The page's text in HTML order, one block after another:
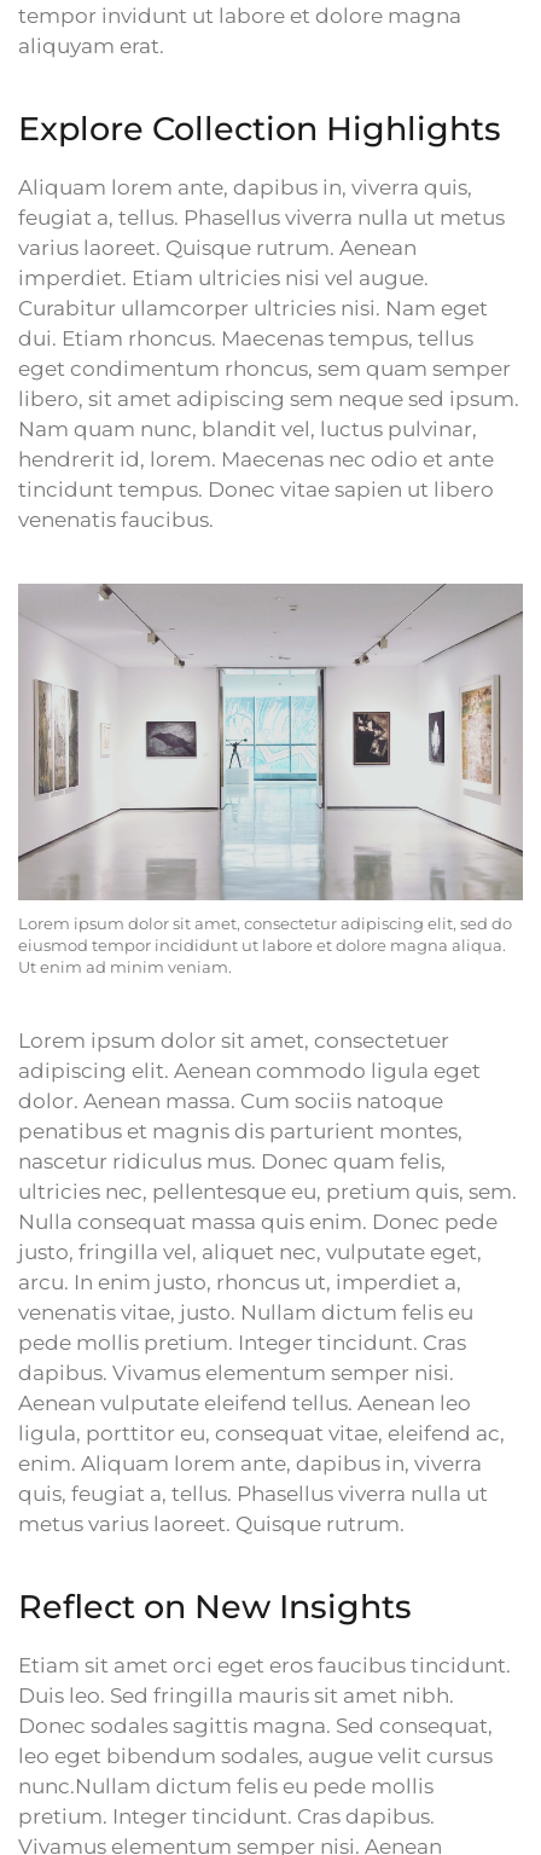
tempor invidunt ut labore et dolore magna
aliquyam erat.
Explore Collection Highlights
Aliquam lorem ante, dapibus in, viverra quis,
feugiat a, tellus. Phasellus viverra nulla ut metus
varius laoreet. Quisque rutrum. Aenean
imperdiet. Etiam ultricies nisi vel augue.
Curabitur ullamcorper ultricies nisi. Nam eget
dui. Etiam rhoncus. Maecenas tempus, tellus
eget condimentum rhoncus, sem quam semper
libero, sit amet adipiscing sem neque sed ipsum.
Nam quam nunc, blandit vel, luctus pulvinar,
hendrerit id, lorem. Maecenas nec odio et ante
tincidunt tempus. Donec vitae sapien ut libero
venenatis faucibus.
Lorem ipsum dolor sit amet, consectetur adipiscing elit, sed do
eiusmod tempor incididunt ut labore et dolore magna aliqua.
Ut enim ad minim veniam.
Lorem ipsum dolor sit amet, consectetuer
adipiscing elit. Aenean commodo ligula eget
dolor. Aenean massa. Cum sociis natoque
penatibus et magnis dis parturient montes,
nascetur ridiculus mus. Donec quam felis,
ultricies nec, pellentesque eu, pretium quis, sem.
Nulla consequat massa quis enim. Donec pede
justo, fringilla vel, aliquet nec, vulputate eget,
arcu. In enim justo, rhoncus ut, imperdiet a,
venenatis vitae, justo. Nullam dictum felis eu
pede mollis pretium. Integer tincidunt. Cras
dapibus. Vivamus elementum semper nisi.
Aenean vulputate eleifend tellus. Aenean leo
ligula, porttitor eu, consequat vitae, eleifend ac,
enim. Aliquam lorem ante, dapibus in, viverra
quis, feugiat a, tellus. Phasellus viverra nulla ut
metus varius laoreet. Quisque rutrum.
Reflect on New Insights
Etiam sit amet orci eget eros faucibus tincidunt.
Duis leo. Sed fringilla mauris sit amet nibh.
Donec sodales sagittis magna. Sed consequat,
leo eget bibendum sodales, augue velit cursus
nunc.Nullam dictum felis eu pede mollis
pretium. Integer tincidunt. Cras dapibus.
Vivamus elementum semper nisi. Aenean